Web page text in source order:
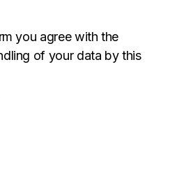
you agree with the
of your data by this